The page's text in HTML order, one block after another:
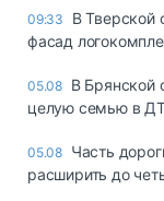
09:33
В Тверской
фасад
05.08 В Брянской
целую семью в
05.08 Часть
расширить до